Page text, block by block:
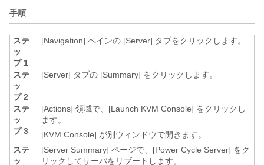
手順
ステ
ッ
プ 1
[Navigation] ペインの [Server] タブをクリックします。
ステ
ッ
プ 2
[Server] タブの [Summary] をクリックします。
ステ
ッ
プ 3
[Actions] 領域で、[Launch KVM Console] をクリックし
ます。
[KVM Console] が別ウィンドウで開きます。
ステ
ッ
[Server Summary] ページで、[Power Cycle Server] をク
リックしてサーバをリブートします。